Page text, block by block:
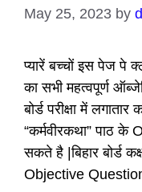
May 25, 2023 by
प्यारें बच्चों इस पेज पे
का सभी महत्वपूर्ण
बोर्ड परीक्षा में
“कर्मवीरकथा” पाठ
सकते है |बिहार बोर्ड
Objective